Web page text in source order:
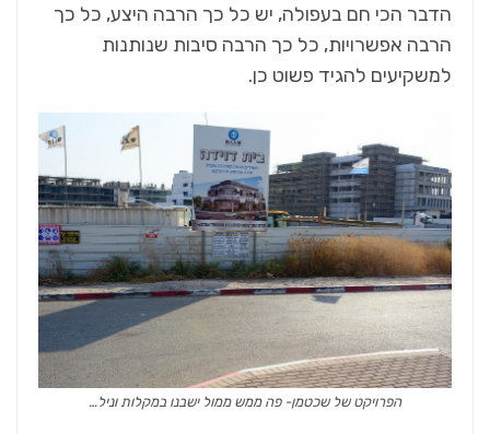
הדבר הכי חם בעפולה, יש כל כך הרבה היצע, כל כך
הרבה אפשרויות, כל כך הרבה סיבות שנותנות
למשקיעים להגיד פשוט כן.
הפרויקט של שכטמן- פה ממש ממול ישבנו במקלות וניל…